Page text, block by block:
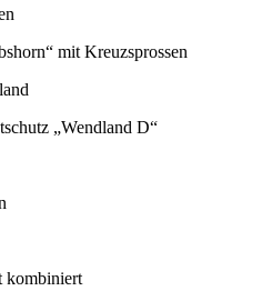
mit Kreuzsprossen
„Wendland D“
kombiniert